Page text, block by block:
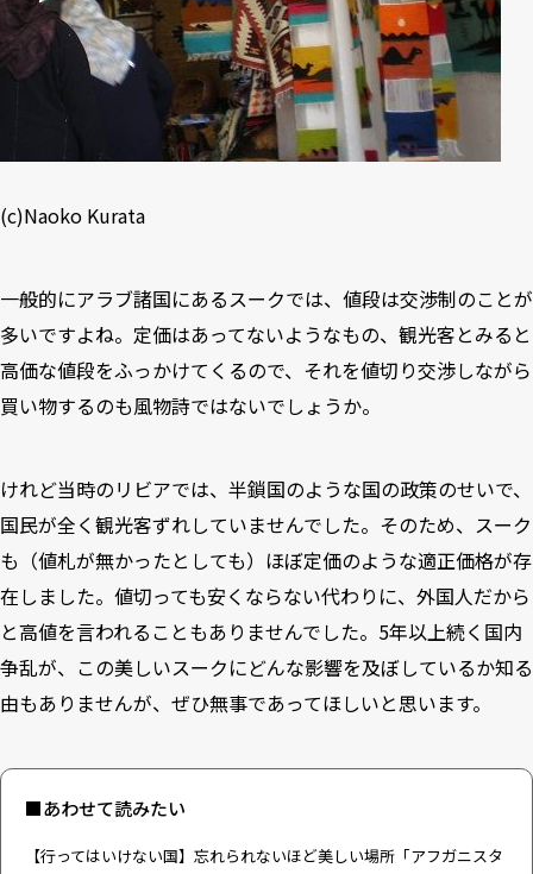
(c)Naoko Kurata
一般的にアラブ諸国にあるスークでは、値段は交渉制のことが
多いですよね。定価はあってないようなもの、観光客とみると
高価な値段をふっかけてくるので、それを値切り交渉しながら
買い物するのも風物詩ではないでしょうか。
けれど当時のリビアでは、半鎖国のような国の政策のせいで、
国民が全く観光客ずれしていませんでした。そのため、スーク
も（値札が無かったとしても）ほぼ定価のような適正価格が存
在しました。値切っても安くならない代わりに、外国人だから
と高値を言われることもありませんでした。5年以上続く国内
争乱が、この美しいスークにどんな影響を及ぼしているか知る
由もありませんが、ぜひ無事であってほしいと思います。
■あわせて読みたい
【行ってはいけない国】忘れられないほど美しい場所「アフガニスタ